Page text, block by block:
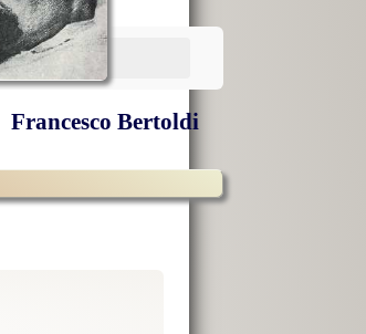
Francesco Bertoldi